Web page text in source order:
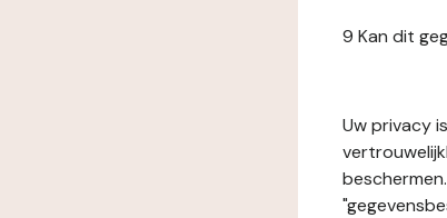
9 Kan dit
Uw privacy